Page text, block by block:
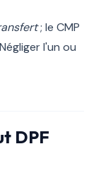
; le CMP
l'un ou
DPF